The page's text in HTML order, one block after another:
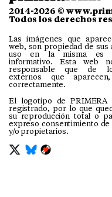
2014-2026 ©
Todos los derechos
Las imágenes que
web, son propiedad de sus
uso en la misma es
informativo. Esta web
responsable que de
externos que
correctamente.
El logotipo de PRIMERA
registrado, por lo que
su reproducción total o
expreso consentimiento
y/o propietarios.